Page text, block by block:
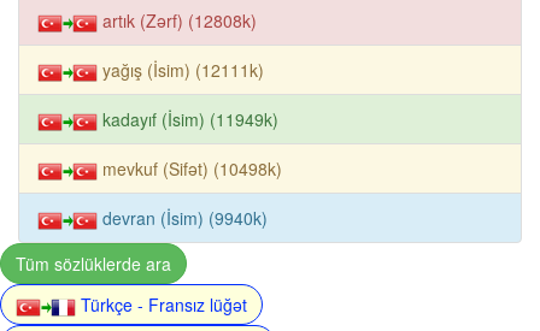
artık (Zərf) (12808k)
yağış (İsim) (12111k)
kadayıf (İsim) (11949k)
mevkuf (Sifət) (10498k)
devran (İsim) (9940k)
Tüm sözlüklerde ara
Türkçe - Fransız lüğət